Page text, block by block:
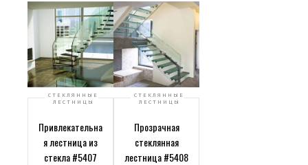
СТЕКЛЯННЫЕ
ЛЕСТНИЦЫ
Привлекательна
я лестница из
стекла #5407
СТЕКЛЯННЫЕ
ЛЕСТНИЦЫ
Прозрачная
стеклянная
лестница #5408